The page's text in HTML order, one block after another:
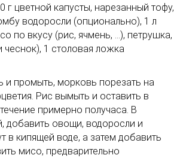
г цветной капусты, нарезанный тофу,
водоросли (опционально), 1 л
по вкусу (рис, ячмень, ...), петрушка,
чеснок), 1 столовая ложка
и промыть, морковь порезать на
Рис вымыть и оставить в
примерно получаса. В
добавить овощи, водоросли и
в кипящей воде, а затем добавить
мисо, предварительно